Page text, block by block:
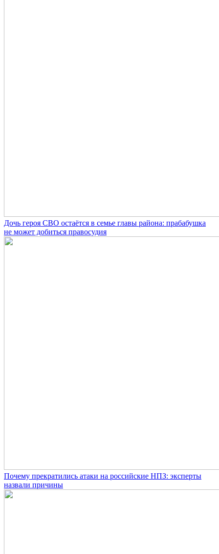
Дочь героя СВО остаётся в семье главы района: прабабушка
не может добиться правосудия
Почему прекратились атаки на российские НПЗ: эксперты
назвали причины